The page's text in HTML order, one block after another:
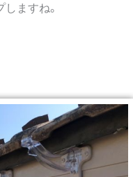
ますね。